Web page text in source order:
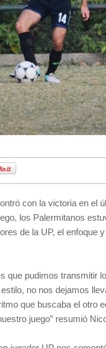
con la victoria en el
los Palermitanos
de la UP, el enfoque
que pudimos transmitir
no nos dejamos
que buscaba el otro
juego” resumió